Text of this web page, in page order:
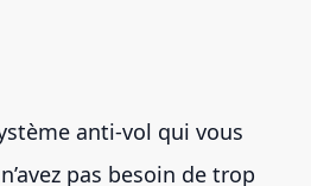
anti-vol qui vous
pas besoin de trop